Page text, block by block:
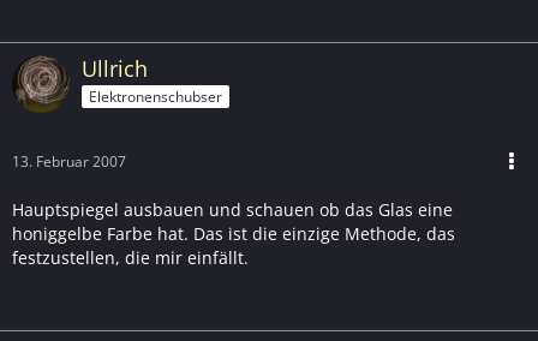
Ullrich
Elektronenschubser
13. Februar 2007
Hauptspiegel ausbauen und schauen ob das Glas eine
honiggelbe Farbe hat. Das ist die einzige Methode, das
festzustellen, die mir einfällt.